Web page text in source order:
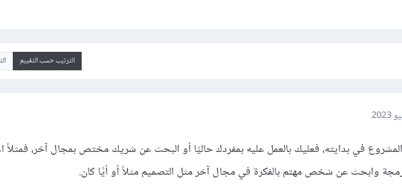
الترتيب حسب التقييم
في بدايته، فعليك بالعمل عليه بمفردك حاليًا أو البحث عن شريك مختص بمجال آخر،
وابحث عن شخص مهتم بالفكرة في مجال آخر مثل التصميم مثلاً أو أيًا كان.